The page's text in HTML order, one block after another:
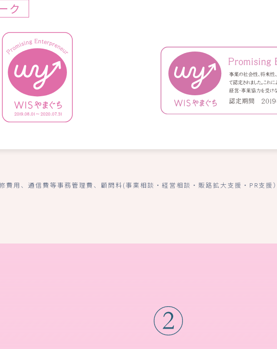
ク
費用、通信費等事務管理費、顧問料(事業相談・経営相談・販路拡大支援・PR支援